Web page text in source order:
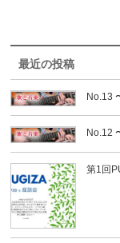
最近の投稿
No.13
No.12
第1回